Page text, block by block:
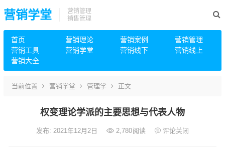
营销学堂
营销管理
销售管理
首页 营销理论 营销案例
营销管理
营销工具
营销学堂 营销线下
营销线上
营销大全
当前位置 营销学堂 管理学 正文
权变理论学派的主要思想与代表人物
发布: 2021年12月2日 2,780阅读 评论关闭